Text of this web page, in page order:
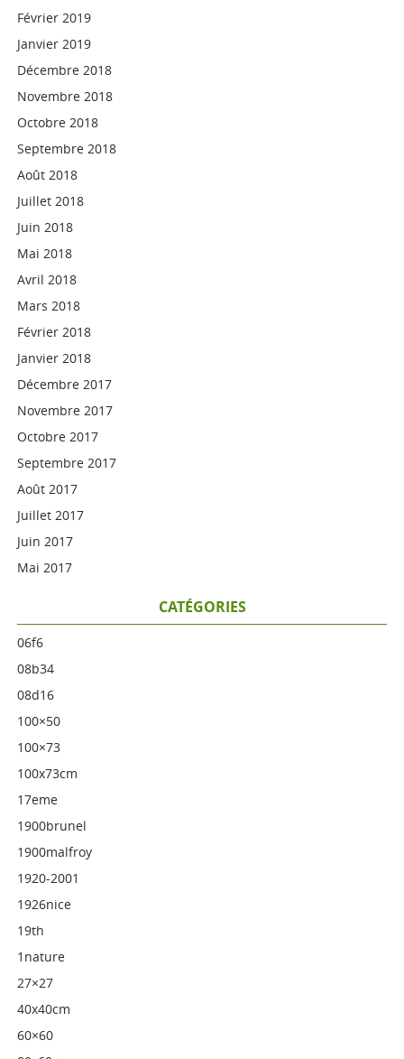
Février 2019
Janvier 2019
Décembre 2018
Novembre 2018
Octobre 2018
Septembre 2018
Août 2018
Juillet 2018
Juin 2018
Mai 2018
Avril 2018
Mars 2018
Février 2018
Janvier 2018
Décembre 2017
Novembre 2017
Octobre 2017
Septembre 2017
Août 2017
Juillet 2017
Juin 2017
Mai 2017
CATÉGORIES
06f6
08b34
08d16
100×50
100×73
100x73cm
17eme
1900brunel
1900malfroy
1920-2001
1926nice
19th
1nature
27×27
40x40cm
60×60